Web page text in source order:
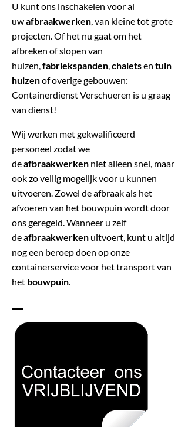
U kunt ons inschakelen voor al
uwafbraakwerken, van kleine tot grote
projecten. Of het nu gaat om het
afbreken of slopen van
huizen,fabriekspanden,chaletsen tuin
huizenof overige gebouwen:
Containerdienst Verschueren is u graag
van dienst!
Wij werken met gekwalificeerd
personeel zodat we
deafbraakwerken niet alleen snel, maar
ook zo veilig mogelijk voor u kunnen
uitvoeren. Zowel de afbraak als het
afvoeren van het bouwpuin wordt door
ons geregeld. Wanneer u zelf
deafbraakwerken uitvoert, kunt u altijd
nog een beroep doen op onze
containerservice voor het transport van
het bouwpuin.